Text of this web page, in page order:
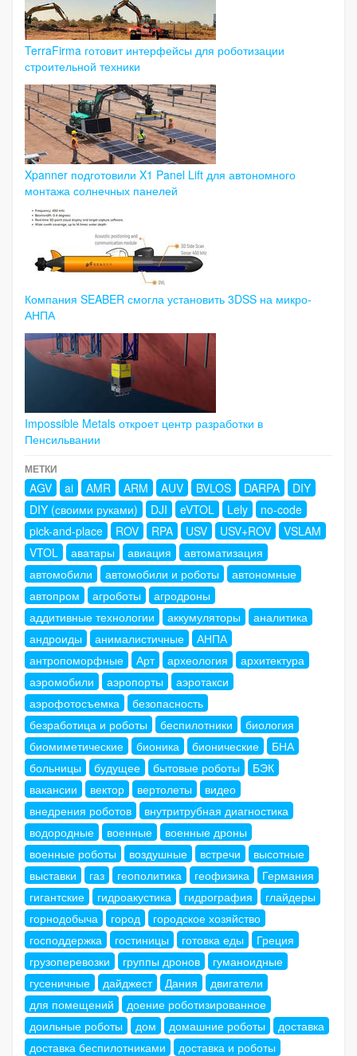
TerraFirma готовит интерфейсы для роботизации
строительной техники
Xpanner подготовили X1 Panel Lift для автономного
монтажа солнечных панелей
Компания SEABER смогла установить 3DSS на микро-
АНПА
Impossible Metals откроет центр разработки в
Пенсильвании
МЕТКИ
AGV ai AMR ARM AUV BVLOS DARPA
DIY
DIY (своими руками)
DJI eVTOL Lely
no-code
pick-and-place
ROV RPA USV USV+ROV
VSLAM
VTOL
аватары авиация
автоматизация
автомобили
автомобили и роботы
автономные
автопром
агроботы
агродроны
аддитивные технологии
аккумуляторы
аналитика
андроиды
анималистичные
АНПА
антропоморфные
Арт археология
архитектура
аэромобили
аэропорты
аэротакси
аэрофотосъемка
безопасность
безработица и роботы
беспилотники
биология
биомиметические
бионика бионические
БНА
больницы
будущее бытовые роботы
БЭК
вакансии
вектор вертолеты
видео
внедрения роботов
внутритрубная диагностика
водородные
военные
военные дроны
военные роботы
воздушные встречи
высотные
выставки
газ геополитика геофизика
Германия
гигантские
гидроакустика гидрография
глайдеры
горнодобыча
город
городское хозяйство
господдержка
гостиницы готовка еды
Греция
грузоперевозки
группы дронов
гуманоидные
гусеничные
дайджест Дания
двигатели
для помещений
доение роботизированное
доильные роботы
дом домашние роботы
доставка
доставка беспилотниками
доставка и роботы